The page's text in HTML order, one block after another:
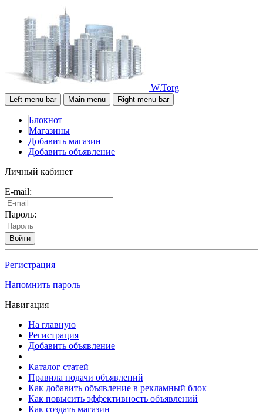
W.Torg
Left menu bar Main menu Right menu bar
Блокнот
Магазины
Добавить магазин
Добавить объявление
Личный кабинет
E-mail:
Пароль:
Войти
Регистрация
Напомнить пароль
Навигация
На главную
Регистрация
Добавить объявление
Каталог статей
Правила подачи объявлений
Как добавить объявление в рекламный блок
Как повысить эффективность объявлений
Как создать магазин